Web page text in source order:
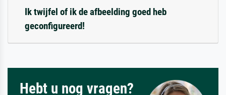
Ik twijfel of ik de afbeelding goed heb
geconfigureerd!
Hebt u nog vragen?